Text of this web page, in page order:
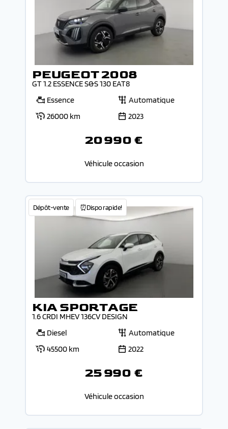
PEUGEOT 2008
GT 1.2 ESSENCE S&S 130 EAT8
Essence
Automatique
26000 km
2023
20 990 €
Véhicule occasion
Dépôt-vente ⏰Dispo rapide!
KIA SPORTAGE
1.6 CRDI MHEV 136CV DESIGN
Diesel
Automatique
45500 km
2022
25 990 €
Véhicule occasion